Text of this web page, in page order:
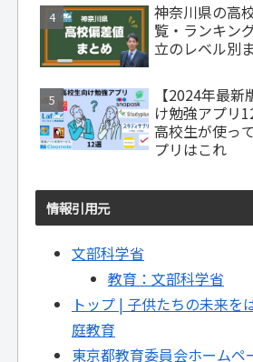
神奈川県の高
覧・ランキン
立のレベル別
【2024年最
け勉強アプリ
高校生が使っ
プリはこれ
情報引用元
文部科学省
教育：文部科学省
トップ | 子供たちの未来
庭教育
東京都教育委員会ホームペ